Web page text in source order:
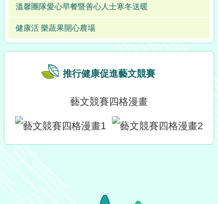
溫馨團隊愛心早餐暨善心人士寒冬送暖
健康活 樂蔬果開心農場
推行健康促進藝文競賽
藝文競賽四格漫畫